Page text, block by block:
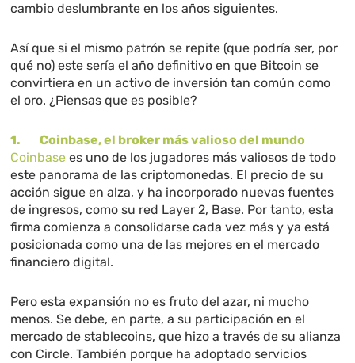
cambio deslumbrante en los años siguientes.
Así que si el mismo patrón se repite (que podría ser, por
qué no) este sería el año definitivo en que Bitcoin se
convirtiera en un activo de inversión tan común como
el oro. ¿Piensas que es posible?
1. Coinbase, el broker más valioso del mundo
Coinbase es uno de los jugadores más valiosos de todo
este panorama de las criptomonedas. El precio de su
acción sigue en alza, y ha incorporado nuevas fuentes
de ingresos, como su red Layer 2, Base. Por tanto, esta
firma comienza a consolidarse cada vez más y ya está
posicionada como una de las mejores en el mercado
financiero digital.
Pero esta expansión no es fruto del azar, ni mucho
menos. Se debe, en parte, a su participación en el
mercado de stablecoins, que hizo a través de su alianza
con Circle. También porque ha adoptado servicios